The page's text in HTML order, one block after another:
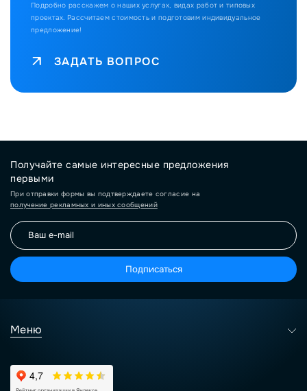
Подробно расскажем о наших услугах, видах работ и типовых
проектах. Рассчитаем стоимость и подготовим индивидуальное
предложение!
ЗАДАТЬ ВОПРОС
Получайте самые интересные предложения
первыми
При отправки формы вы подтверждаете согласие на
получение рекламных и иных сообщений
Подписаться
Меню